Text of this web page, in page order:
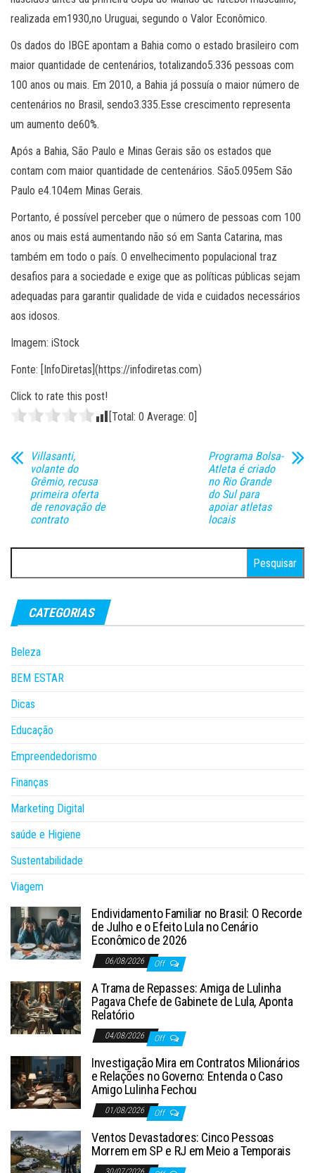
realizada em1930,no Uruguai, segundo o Valor Econômico.
Os dados do IBGE apontam a Bahia como o estado brasileiro com
maior quantidade de centenários, totalizando5.336 pessoas com
100 anos ou mais. Em 2010, a Bahia já possuía o maior número de
centenários no Brasil, sendo3.335.Esse crescimento representa
um aumento de60%.
Após a Bahia, São Paulo e Minas Gerais são os estados que
contam com maior quantidade de centenários. São5.095em São
Paulo e4.104em Minas Gerais.
Portanto, é possível perceber que o número de pessoas com 100
anos ou mais está aumentando não só em Santa Catarina, mas
também em todo o país. O envelhecimento populacional traz
desafios para a sociedade e exige que as políticas públicas sejam
adequadas para garantir qualidade de vida e cuidados necessários
aos idosos.
Imagem: iStock
Fonte: [InfoDiretas](https://infodiretas.com)
Click to rate this post!
[Total: 0 Average: 0]
Villasanti,
volante do
Grêmio, recusa
primeira oferta
de renovação de
contrato
Programa Bolsa-
Atleta é criado
no Rio Grande
do Sul para
apoiar atletas
locais
por:
CATEGORIAS
Beleza
BEM ESTAR
Dicas
Educação
Empreendedorismo
Finanças
Marketing Digital
saúde e Higiene
Sustentabilidade
Viagem
Endividamento Familiar no Brasil: O Recorde
de Julho e o Efeito Lula no Cenário
Econômico de 2026
06/08/2026 Off
A Trama de Repasses: Amiga de Lulinha
Pagava Chefe de Gabinete de Lula, Aponta
Relatório
04/08/2026 Off
Investigação Mira em Contratos Milionários
e Relações no Governo: Entenda o Caso
Amigo Lulinha Fechou
01/08/2026 Off
Ventos Devastadores: Cinco Pessoas
Morrem em SP e RJ em Meio a Temporais